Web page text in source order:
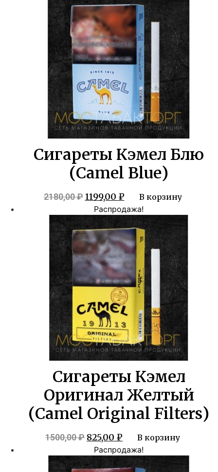
1500,00 ₽.
Сигареты Кэмел Блю
(Camel Blue)
2180,00₽ Первоначальная
цена
составляла
2180,00 ₽.
1199,00 ₽Текущая
цена:
1199,00 ₽.
В корзину
Распродажа!
Сигареты Кэмел
Оригинал Желтый
(Camel Original Filters)
1500,00₽ Первоначальная
цена
составляла
825,00 ₽ Текущая
цена:
825,00 ₽.
В корзину
Распродажа!